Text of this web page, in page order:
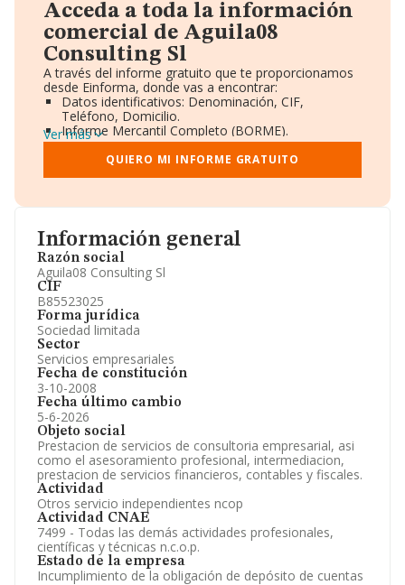
Información general
Razón social
Aguila08 Consulting Sl
CIF
B85523025
Forma jurídica
Sociedad limitada
Sector
Servicios empresariales
Fecha de constitución
3-10-2008
Fecha último cambio
5-6-2026
Objeto social
Prestacion de servicios de consultoria empresarial, asi
como el asesoramiento profesional, intermediacion,
prestacion de servicios financieros, contables y fiscales.
Actividad
Otros servicio independientes ncop
Actividad CNAE
7499 - Todas las demás actividades profesionales,
científicas y técnicas n.c.o.p.
Estado de la empresa
Incumplimiento de la obligación de depósito de cuentas
Acceda a toda la información
comercial de Aguila08
Consulting Sl
A través del informe gratuito que te proporcionamos
desde Einforma, donde vas a encontrar:
Datos identificativos: Denominación, CIF,
Teléfono, Domicilio.
Informe Mercantil Completo (BORME).
Gráficos de Evolución Ventas y Empleados.
Consejo de Administración y Administradores.
Directivos y Ejecutivos.
Información oficial y registral complementaria.
Ver más
QUIERO MI INFORME GRATUITO